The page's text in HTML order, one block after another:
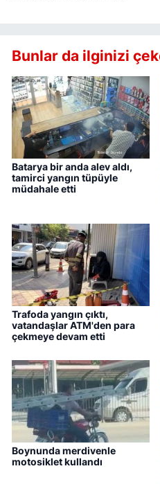
Bunlar da ilginizi
Batarya bir anda alev aldı,
tamirci yangın tüpüyle
müdahale etti
Trafoda yangın çıktı,
vatandaşlar ATM'den para
çekmeye devam etti
Boynunda merdivenle
motosiklet kullandı